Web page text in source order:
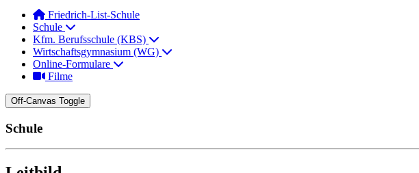
Friedrich-List-Schule
Schule
Kfm. Berufsschule (KBS)
Wirtschaftsgymnasium (WG)
Online-Formulare
Filme
Off-Canvas Toggle
Schule